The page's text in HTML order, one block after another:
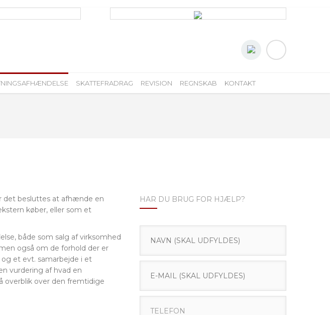
SKATTEFRADRAG REVISION REGNSKAB KONTAKT
det besluttes at afhænde en
køber, eller som et
både som salg af virksomhed
også om de forhold der er
et evt. samarbejde i et
vurdering af hvad en
overblik over den fremtidige
HAR DU BRUG FOR HJÆLP?